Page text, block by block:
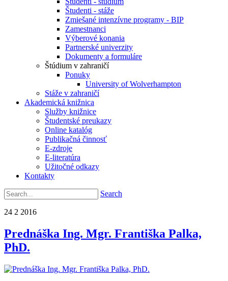
Študenti - stáže
Zmiešané intenzívne programy - BIP
Zamestnanci
Výberové konania
Partnerské univerzity
Dokumenty a formuláre
Štúdium v zahraničí
Ponuky
University of Wolverhampton
Stáže v zahraničí
Akademická knižnica
Služby knižnice
Študentské preukazy
Online katalóg
Publikačná činnosť
E-zdroje
E-literatúra
Užitočné odkazy
Kontakty
Search
24 2 2016
Prednáška Ing. Mgr. Františka Palka,
PhD.